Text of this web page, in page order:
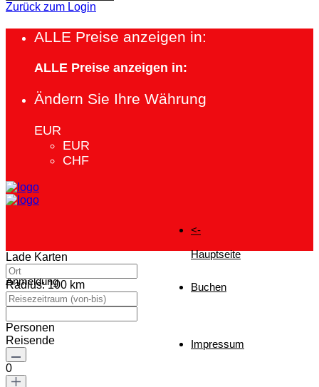
Zurück zum Login
ALLE Preise anzeigen in:
ALLE Preise anzeigen in:
Ändern Sie Ihre Währung
EUR
EUR
CHF
<-
Hauptseite
Buchen
Impressum
Anmeldung
Lade Karten
Radius:100 km
Personen
Reisende
0